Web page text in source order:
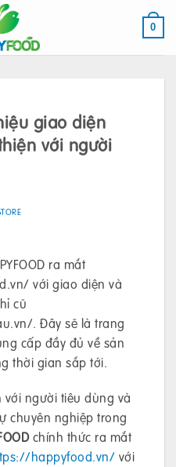
0
giao diện
với người
ra mắt
với giao diện và
cũ
. Đây sẽ là trang
cấp đầy đủ về sản
thời gian sắp tới.
người tiêu dùng và
chuyên nghiệp trong
chính thức ra mắt
happyfood.vn/ với